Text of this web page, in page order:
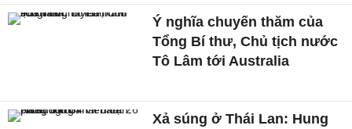
Ý nghĩa chuyến thăm của
Tổng Bí thư, Chủ tịch nước
Tô Lâm tới Australia
Xả súng ở Thái Lan: Hung